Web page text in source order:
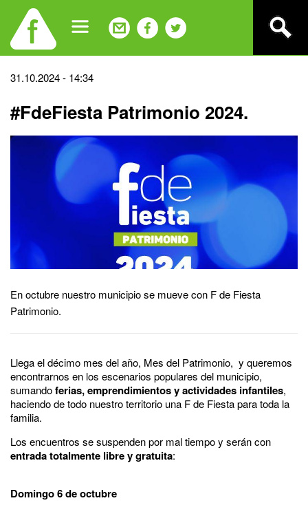
navigation
Back
top
31.10.2024 - 14:34
#FdeFiesta Patrimonio 2024.
En octubre nuestro municipio se mueve con F de Fiesta
Patrimonio.
Llega el décimo mes del año, Mes del Patrimonio, y queremos
encontrarnos en los escenarios populares del municipio,
sumandoferias, emprendimientos y actividades infantiles,
haciendo de todo nuestro territorio una F de Fiesta para toda la
familia.
Los encuentros se suspenden por mal tiempo y serán con
entrada totalmente libre y gratuita:
Domingo 6 de octubre